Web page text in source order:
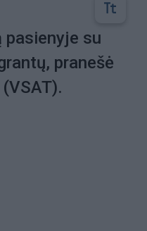
pasienyje su
pranešė